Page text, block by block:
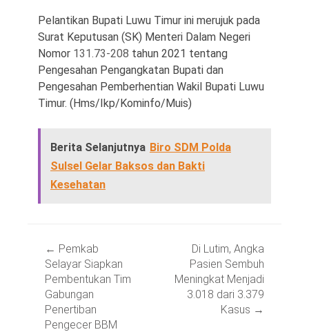
Pelantikan Bupati Luwu Timur ini merujuk pada
Surat Keputusan (SK) Menteri Dalam Negeri
Nomor 131.73-208 tahun 2021 tentang
Pengesahan Pengangkatan Bupati dan
Pengesahan Pemberhentian Wakil Bupati Luwu
Timur. (Hms/Ikp/Kominfo/Muis)
Berita Selanjutnya Biro SDM Polda
Sulsel Gelar Baksos dan Bakti
Kesehatan
navigation
← Pemkab
Selayar Siapkan
Pembentukan Tim
Gabungan
Penertiban
Pengecer BBM
Di Lutim, Angka
Pasien Sembuh
Meningkat Menjadi
3.018 dari 3.379
Kasus →